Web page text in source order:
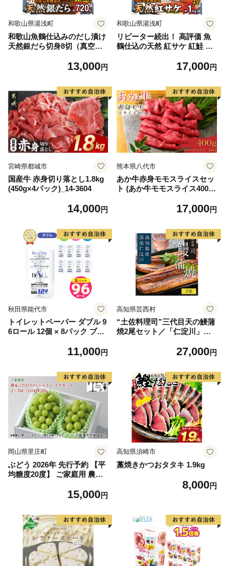
和歌山県湯浅町
和歌山魚鶴仕込みのだし漬け
天然銀だら切身8切（真空パ
製法 良質な脂 ふっくら 柔ら
ぶ だし漬け 煮付け ムニエル
味噌漬け 鍋物 冷凍 湯浅町 送
料無料_G7334
13,000円
和歌山県湯浅町
リピーター続出！ 高評価 魚
鶴仕込の天然 紅サケ 紅鮭 鮭
レビュー高評価 小分け 真空
海鮮 魚介 食品 食べ物 おかず
お弁当 水産加工品 冷凍 グル
メ お取り寄せ 和歌山県 湯浅
町 送料無料_G7317
17,000円
宮崎県都城市
国産牛 赤身切り落とし1.8kg
(450g×4パック)_14-3604
14,000円
熊本県八代市
あか牛赤身モモスライスセッ
ト (あか牛モモスライス400
17,000円
秋田県能代市
トイレットペーパー ダブル 9
6ロール 12個 × 8パック ブラ
用品 消耗品 無香料 生活用品
11,000円
高知県芸西村
“土佐料理司”三代目天の鰻蒲
焼2尾セット／「仁淀川」水
殖 国産・高知県産〈高知市共
27,000円
岡山県里庄町
ぶどう 2026年 先行予約 【平
均糖度20度】 ご家庭用 農家
ット 2～3房 合計約1.2kg ブ
直送 】
15,000円
高知県須崎市
藁焼きかつおタタキ 1.9kg
8,000円